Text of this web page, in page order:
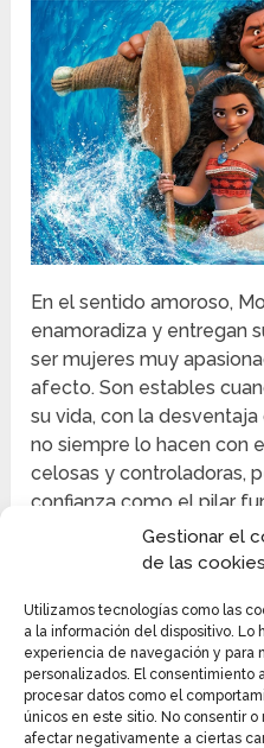
Gestionar el
de las cookies
Utilizamos tecnologías como las
a la información del dispositivo. Lo
experiencia de navegación y para
personalizados. El consentimiento
procesar datos como el
únicos en este sitio. No consentir
afectar negativamente a ciertas
En el sentido amoroso,
enamoradiza y entregan
ser mujeres muy
afecto. Son estables
su vida, con la
no siempre lo hacen con
celosas y controladoras,
confianza como el pilar
Moana es una
polinésicos que se
situación de su aldea,
comida y de pesca. Ella